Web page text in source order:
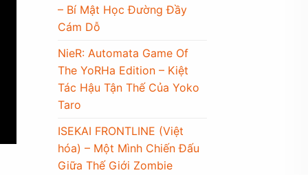
– Bí Mật Học Đường Đầy
Cám Dỗ
NieR: Automata Game Of
The YoRHa Edition – Kiệt
Tác Hậu Tận Thế Của Yoko
Taro
ISEKAI FRONTLINE (Việt
hóa) – Một Mình Chiến Đấu
Giữa Thế Giới Zombie